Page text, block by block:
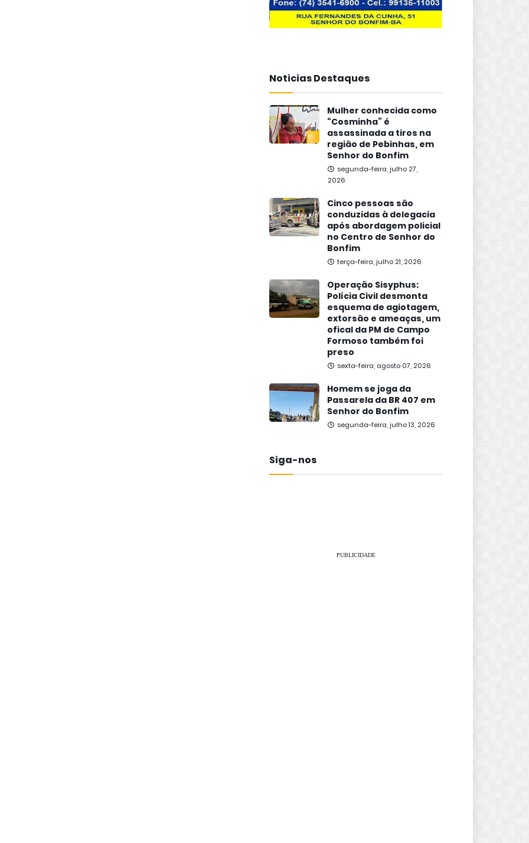
Noticias Destaques
Mulher conhecida como
“Cosminha” é
assassinada a tiros na
região de Pebinhas, em
Senhor do Bonfim
segunda-feira, julho 27,
2026
Cinco pessoas são
conduzidas à delegacia
após abordagem policial
no Centro de Senhor do
Bonfim
terça-feira, julho 21, 2026
Operação Sisyphus:
Polícia Civil desmonta
esquema de agiotagem,
extorsão e ameaças, um
ofical da PM de Campo
Formoso também foi
preso
sexta-feira, agosto 07, 2026
Homem se joga da
Passarela da BR 407 em
Senhor do Bonfim
segunda-feira, julho 13, 2026
Siga-nos
PUBLICIDADE